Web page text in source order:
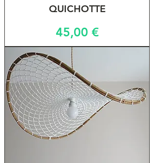
QUICHOTTE
Prix
45,00 €